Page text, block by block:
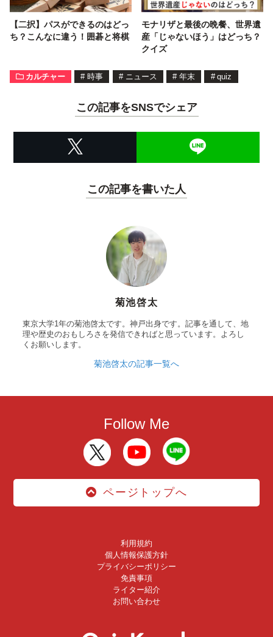
【二択】パスができるのはどっ
ち？こんなに違う！囲碁と将棋
モナリザと最後の晩餐、世界遺
産「じゃないほう」はどっち？
クイズ
カルチャー # 時事 # ニュース # 年末 # quiz
この記事をSNSでシェア
この記事を書いた人
菊池啓太
東京大学1年の菊池啓太です。神戸出身です。記事を通して、地
理や歴史のおもしろさを発信できればと思っています。よろし
くお願いします。
菊池啓太の記事一覧へ
Follow Me
ページトップへ
利用規約
個人情報保護方針
プライバシーポリシー
免責事項
ライター紹介
お問い合わせ